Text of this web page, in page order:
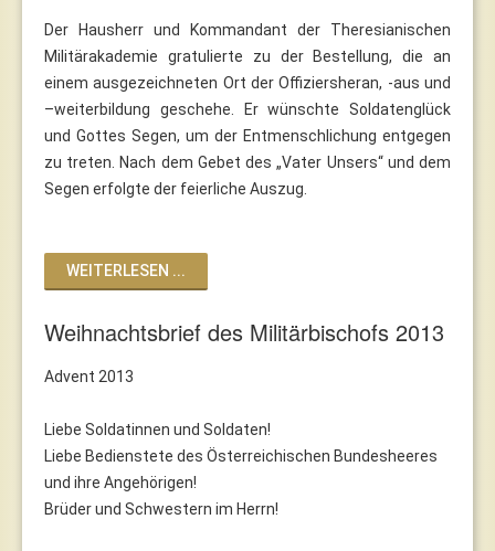
Der Hausherr und Kommandant der Theresianischen
Militärakademie gratulierte zu der Bestellung, die an
einem ausgezeichneten Ort der Offiziersheran, -aus und
–weiterbildung geschehe. Er wünschte Soldatenglück
und Gottes Segen, um der Entmenschlichung entgegen
zu treten. Nach dem Gebet des „Vater Unsers“ und dem
Segen erfolgte der feierliche Auszug.
WEITERLESEN ...
Weihnachtsbrief des Militärbischofs 2013
Advent 2013
Liebe Soldatinnen und Soldaten!
Liebe Bedienstete des Österreichischen Bundesheeres
und ihre Angehörigen!
Brüder und Schwestern im Herrn!